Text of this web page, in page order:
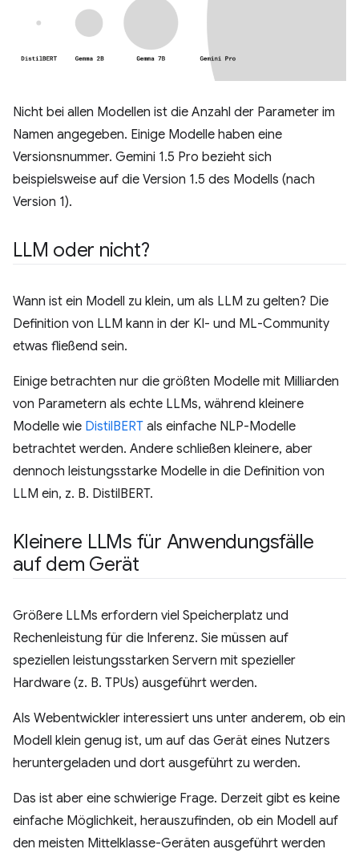
Nicht bei allen Modellen ist die Anzahl der Parameter im
Namen angegeben. Einige Modelle haben eine
Versionsnummer. Gemini 1.5 Pro bezieht sich
beispielsweise auf die Version 1.5 des Modells (nach
Version 1).
LLM oder nicht?
Wann ist ein Modell zu klein, um als LLM zu gelten? Die
Definition von LLM kann in der KI- und ML-Community
etwas fließend sein.
Einige betrachten nur die größten Modelle mit Milliarden
von Parametern als echte LLMs, während kleinere
Modelle wie DistilBERT als einfache NLP-Modelle
betrachtet werden. Andere schließen kleinere, aber
dennoch leistungsstarke Modelle in die Definition von
LLM ein, z. B. DistilBERT.
Kleinere LLMs für Anwendungsfälle
auf dem Gerät
Größere LLMs erfordern viel Speicherplatz und
Rechenleistung für die Inferenz. Sie müssen auf
speziellen leistungsstarken Servern mit spezieller
Hardware (z. B. TPUs) ausgeführt werden.
Als Webentwickler interessiert uns unter anderem, ob ein
Modell klein genug ist, um auf das Gerät eines Nutzers
heruntergeladen und dort ausgeführt zu werden.
Das ist aber eine schwierige Frage. Derzeit gibt es keine
einfache Möglichkeit, herauszufinden, ob ein Modell auf
den meisten Mittelklasse-Geräten ausgeführt werden